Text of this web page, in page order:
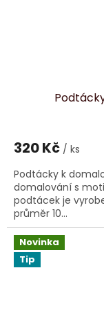
320 Kč / ks
Podtácky k
domalování s
podtácek je
průměr 10...
Novinka
Tip